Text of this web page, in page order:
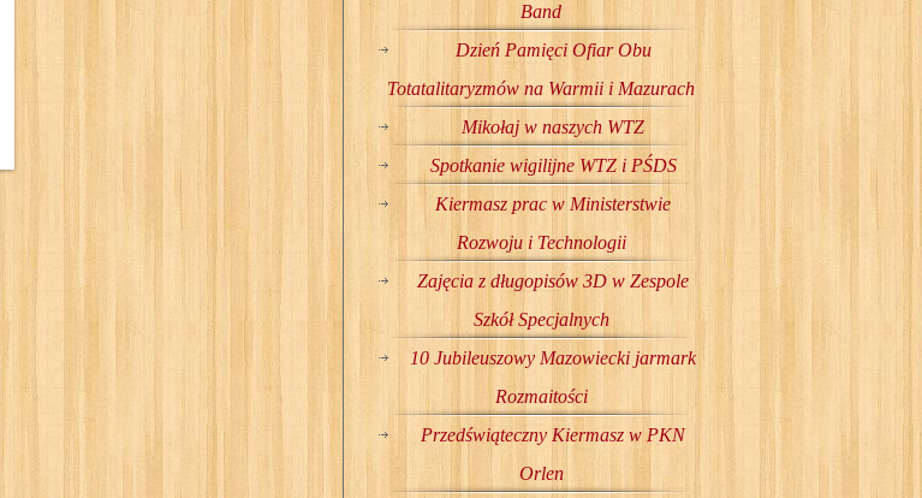
Band
Dzień Pamięci Ofiar Obu
Totatalitaryzmów na Warmii i Mazurach
Mikołaj w naszych WTZ
Spotkanie wigilijne WTZ i PŚDS
Kiermasz prac w Ministerstwie
Rozwoju i Technologii
Zajęcia z długopisów 3D w Zespole
Szkół Specjalnych
10 Jubileuszowy Mazowiecki jarmark
Rozmaitości
Przedświąteczny Kiermasz w PKN
Orlen